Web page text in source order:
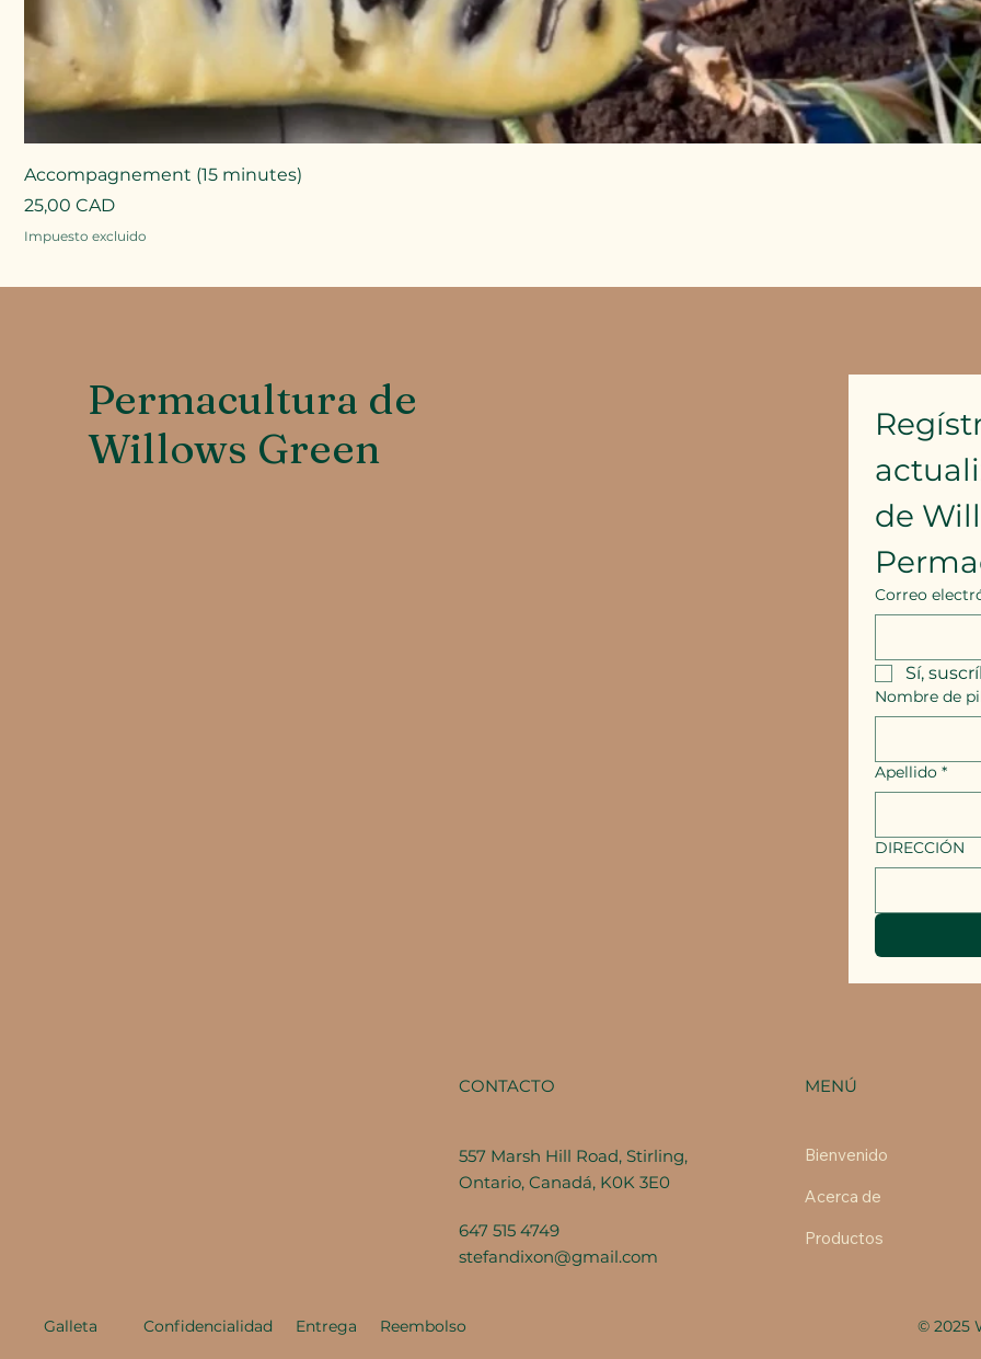
Accompagnement (15 minutes)
Precio
25,00 CAD
Impuesto excluido
Permacultura de
Willows Green
de
Correo
Sí,
Nombre de
Apellido *
DIRECCIÓN
CONTACTO
557 Marsh Hill Road, Stirling,
Ontario, Canadá, K0K 3E0
647 515 4749
stefandixon@gmail.com
MENÚ
Bienvenido
Acerca de
Productos
Galleta Confidencialidad Entrega Reembolso © 2025